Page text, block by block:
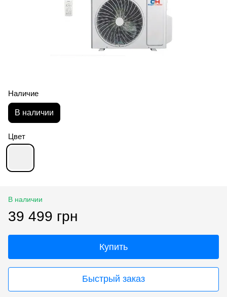
Наличие
В наличии
Цвет
В наличии
39 499 грн
Купить
Быстрый заказ